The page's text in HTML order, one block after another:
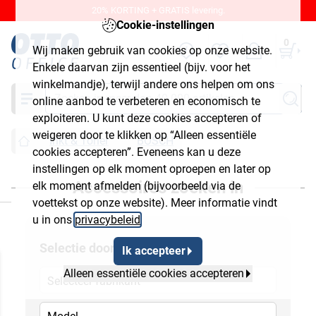
Cookie-instellingen
Wij maken gebruik van cookies op onze website.
Enkele daarvan zijn essentieel (bijv. voor het
winkelmandje), terwijl andere ons helpen om ons
online aanbod te verbeteren en economisch te
exploiteren. U kunt deze cookies accepteren of
weigeren door te klikken op “Alleen essentiële
cookies accepteren”. Eveneens kan u deze
instellingen op elk moment oproepen en later op
elk moment afmelden (bijvoorbeeld via de
voettekst op onze website). Meer informatie vindt
u in ons privacybeleid
Ik accepteer
Alleen essentiële cookies accepteren
20% KORTING + GRATIS levering.
0
Zoeken
Inkt & Toner BOSCH
Accessoires zoeken in
Selectie door
Selecteer fabrikant